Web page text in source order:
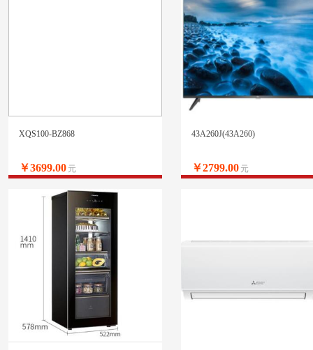
XQS100-BZ868
￥3699.00 元
43A260J(43A260)
￥2799.00 元